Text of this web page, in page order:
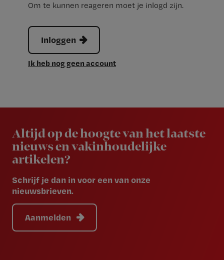
Om te kunnen reageren moet je inlogd zijn.
Inloggen
Ik heb nog geen account
Altijd op de hoogte van het laatste
nieuws en vakinhoudelijke
artikelen?
Schrijf je dan in voor een van onze
nieuwsbrieven.
Aanmelden